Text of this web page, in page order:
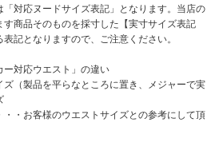
対応ヌードサイズ表記」となります。当店の
商品そのものを採寸した【実寸サイズ表記
表記となりますので、ご注意ください。
対応ウエスト」の違い
ズ（製品を平らなところに置き、メジャーで実
・・お客様のウエストサイズとの参考にして頂